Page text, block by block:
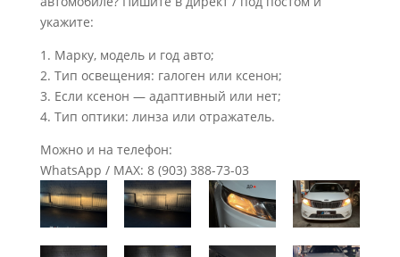
укажите:
1. Марку, модель и год авто;
2. Тип освещения: галоген или ксенон;
3. Если ксенон — адаптивный или нет;
4. Тип оптики: линза или отражатель.
Можно и на телефон:
WhatsApp / MAX: 8 (903) 388-73-03